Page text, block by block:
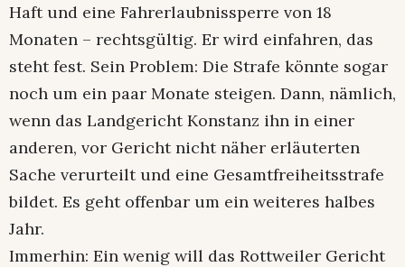
Haft und eine Fahrerlaubnissperre von 18
Monaten – rechtsgültig. Er wird einfahren, das
steht fest. Sein Problem: Die Strafe könnte sogar
noch um ein paar Monate steigen. Dann, nämlich,
wenn das Landgericht Konstanz ihn in einer
anderen, vor Gericht nicht näher erläuterten
Sache verurteilt und eine Gesamtfreiheitsstrafe
bildet. Es geht offenbar um ein weiteres halbes
Jahr.
Immerhin: Ein wenig will das Rottweiler Gericht